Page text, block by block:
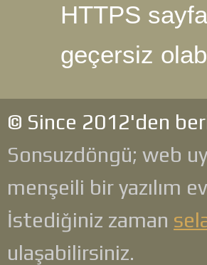
HTTPS
geçersiz
© Since 2012'den
Sonsuzdöngü; web
menşeili bir yazılım
İstediğiniz zaman
ulaşabilirsiniz.